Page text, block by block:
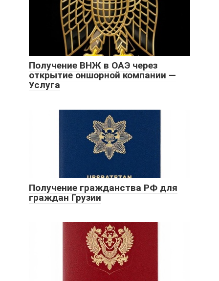
Получение ВНЖ в ОАЭ через
открытие оншорной компании —
Услуга
Получение гражданства РФ для
граждан Грузии